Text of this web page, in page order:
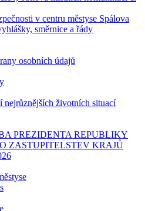
v centru městyse Spálova
směrnice a řády
osobních údajů
nejrůznějších životních situací
PREZIDENTA REPUBLIKY
ZASTUPITELSTEV KRAJŮ